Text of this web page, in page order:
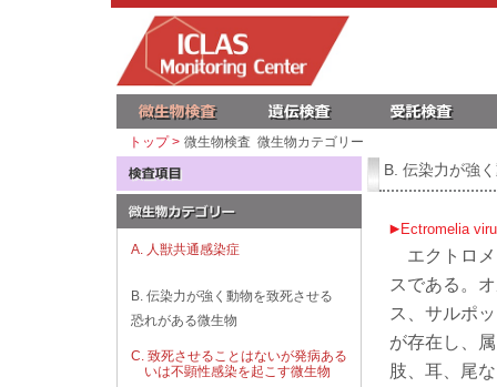
トップ > 微生物検査 微生物カテゴリー
B. 伝染力が強
Ectromelia
エクトロメ
スである。
ス、サルポ
が存在し、
肢、耳、尾
A. 人獣共通感染症
B. 伝染力が強く動物を致死させる
恐れがある微生物
C. 致死させることはないが発病ある
いは不顕性感染を起こす微生物